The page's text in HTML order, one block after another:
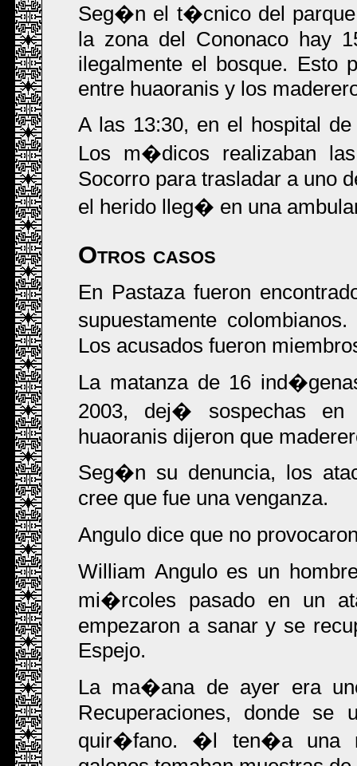
Seg�n el t�cnico del
la zona del Cononaco hay
ilegalmente el bosque. Esto
entre huaoranis y los
A las 13:30, en el hospital
Los m�dicos realizaban
Socorro para trasladar a uno
el herido lleg� en una
Otros casos
En Pastaza fueron
supuestamente
Los acusados fueron
La matanza de 16
2003, dej� sospechas en
huaoranis dijeron que
Seg�n su denuncia, los
cree que fue una venganza.
Angulo dice que no
William Angulo es un
mi�rcoles pasado en un
empezaron a sanar y se
Espejo.
La ma�ana de ayer era
Recuperaciones, donde
quir�fano. �l ten�a una